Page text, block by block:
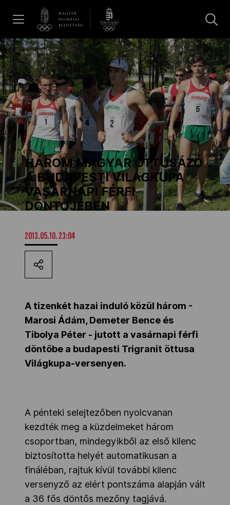
Hírek
Galéria
Dakar 2026
Los Angeles 2028
MOB
Kettőskarrier-program
Társszervezetek
OVEP
HÁROM MAGYAR ÖTTUSÁZÓ
A BUDAPESTI VILÁGKUPA
VASÁRNAPI FÉRFI
DÖNTŐJÉBEN
2013.05.10. 23:04
A tizenkét hazai induló közül három -
Marosi Ádám, Demeter Bence és
Tibolya Péter - jutott a vasárnapi férfi
döntőbe a budapesti Trigranit öttusa
Világkupa-versenyen.
A pénteki selejtezőben nyolcvanan
kezdték meg a küzdelmeket három
csoportban, mindegyikből az első kilenc
biztosította helyét automatikusan a
fináléban, rajtuk kívül további kilenc
versenyző az elért pontszáma alapján vált
a 36 fős döntős mezőny tagjává.